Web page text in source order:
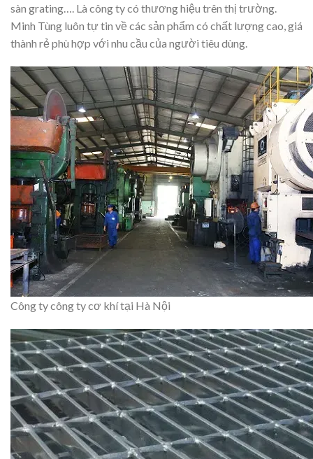
sàn grating…. Là công ty có thương hiệu trên thị trường.
Minh Tùng luôn tự tin về các sản phẩm có chất lượng cao, giá
thành rẻ phù hợp với nhu cầu của người tiêu dùng.
Công ty công ty cơ khí tại Hà Nội